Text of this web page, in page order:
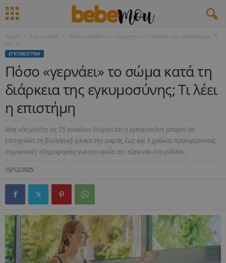
Αρχική Εγκυμοσύνη
Πόσο «γερνάει» το σώμα κατά τη διάρκεια της εγκυμοσύνης; Τι
λέει η...
ΕΓΚΥΜΟΣΎΝΗ
Πόσο «γερνάει» το σώμα κατά τη
διάρκεια της εγκυμοσύνης; Τι λέει
η επιστήμη
Μια νέα μελέτη σε 75 γυναίκες δείχνει ότι η εγκυμοσύνη μπορεί να
επιταχύνει τη βιολογική ηλικία της μαμάς έως και 5 χρόνια, προσφέροντας
σημαντικές πληροφορίες για την υγεία της τώρα και στο μέλλον.
15/12/2025